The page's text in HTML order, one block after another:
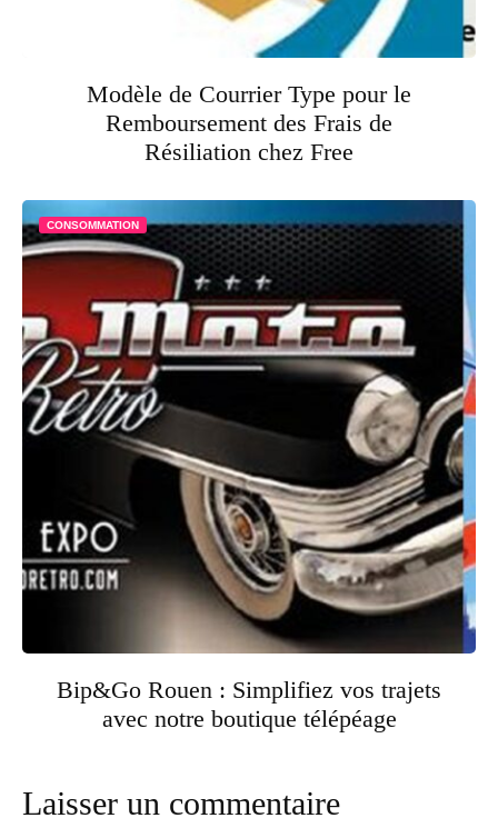
Modèle de Courrier Type pour le
Remboursement des Frais de
Résiliation chez Free
CONSOMMATION
Bip&Go Rouen : Simplifiez vos trajets
avec notre boutique télépéage
Laisser un commentaire